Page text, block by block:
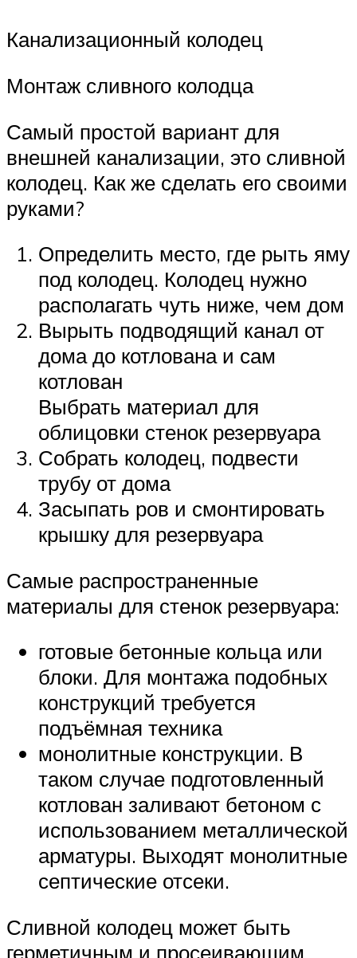
Канализационный колодец
Монтаж сливного колодца
Самый простой вариант для
внешней канализации, это сливной
колодец. Как же сделать его своими
руками?
Определить место, где рыть яму
под колодец. Колодец нужно
располагать чуть ниже, чем дом
Вырыть подводящий канал от
дома до котлована и сам
котлован
Выбрать материал для
облицовки стенок резервуара
Собрать колодец, подвести
трубу от дома
Засыпать ров и смонтировать
крышку для резервуара
Самые распространенные
материалы для стенок резервуара:
готовые бетонные кольца или
блоки. Для монтажа подобных
конструкций требуется
подъёмная техника
монолитные конструкции. В
таком случае подготовленный
котлован заливают бетоном с
использованием металлической
арматуры. Выходят монолитные
септические отсеки.
Сливной колодец может быть
герметичным и просеивающим.